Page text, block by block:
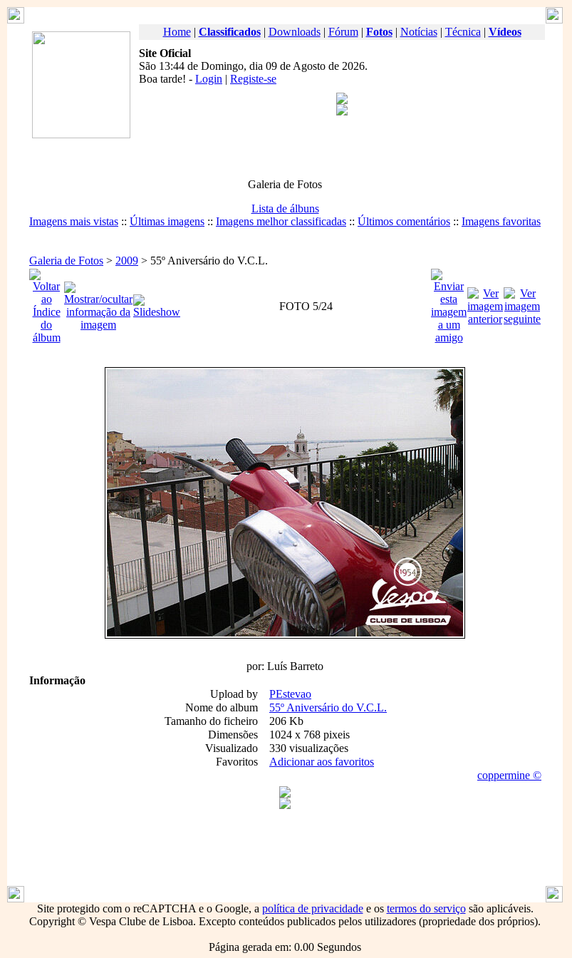
Home| Classificados| Downloads| Fórum| Fotos| Notícias| Técnica | Vídeos
Site Oficial
São 13:44 de Domingo, dia 09 de Agosto de 2026.
Boa tarde! - Login | Registe-se
Galeria de Fotos
Lista de álbuns
Imagens mais vistas :: Últimas imagens :: Imagens melhor classificadas :: Últimos comentários :: Imagens favoritas
Galeria de Fotos > 2009 > 55º Aniversário do V.C.L.
FOTO 5/24
por: Luís Barreto
Informação
Upload by
PEstevao
Nome do album
55º Aniversário do V.C.L.
Tamanho do ficheiro
206 Kb
Dimensões
1024 x 768 pixeis
Visualizado
330 visualizações
Favoritos
Adicionar aos favoritos
coppermine ©
Site protegido com o reCAPTCHA e o Google, a política de privacidadee os termos do serviçosão aplicáveis.
Copyright © Vespa Clube de Lisboa. Excepto conteúdos publicados pelos utilizadores (propriedade dos próprios).
Página gerada em: 0.00 Segundos